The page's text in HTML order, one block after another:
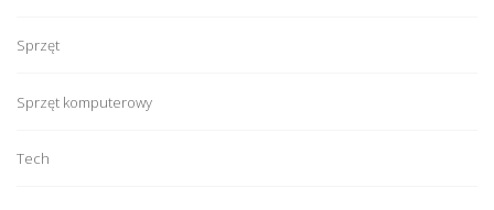
Sprzęt
Sprzęt komputerowy
Tech